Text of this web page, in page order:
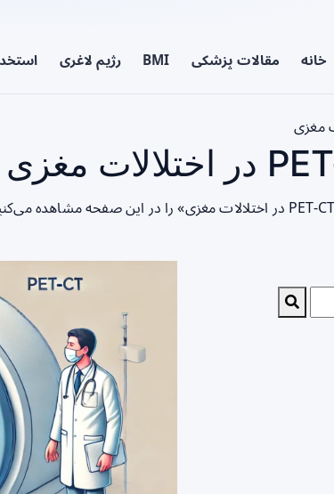
خانه مقالات پزشکی BMI رژیم لاغری